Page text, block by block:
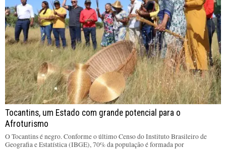
Tocantins, um Estado com grande potencial para o
Afroturismo
O Tocantins é negro. Conforme o último Censo do Instituto Brasileiro de
Geografia e Estatística (IBGE), 70% da população é formada por